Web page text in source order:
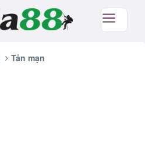
Tản mạn